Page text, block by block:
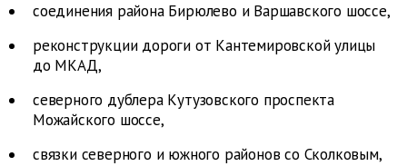
соединения района Бирюлево и Варшавского шоссе,
реконструкции дороги от Кантемировской улицы
до МКАД,
северного дублера Кутузовского проспекта
Можайского шоссе,
связки северного и южного районов со Сколковым,